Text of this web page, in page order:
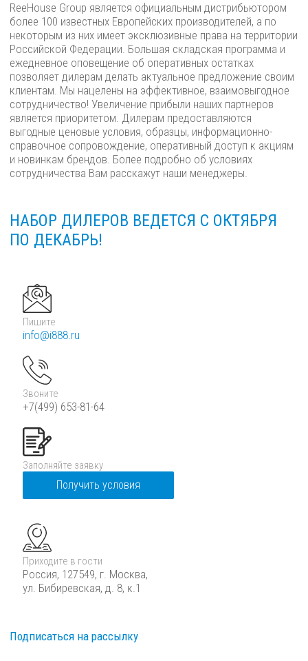
ReeHouse Group является официальным дистрибьютором
более 100 известных Европейских производителей, а по
некоторым из них имеет эксклюзивные права на территории
Российской Федерации. Большая складская программа и
ежедневное оповещение об оперативных остатках
позволяет дилерам делать актуальное предложение своим
клиентам. Мы нацелены на эффективное, взаимовыгодное
сотрудничество! Увеличение прибыли наших партнеров
является приоритетом. Дилерам предоставляются
выгодные ценовые условия, образцы, информационно-
справочное сопровождение, оперативный доступ к акциям
и новинкам брендов. Более подробно об условиях
сотрудничества Вам расскажут наши менеджеры.
НАБОР ДИЛЕРОВ ВЕДЕТСЯ С ОКТЯБРЯ
ПО ДЕКАБРЬ!
Пишите
info@i888.ru
Звоните
+7(499) 653-81-64
Заполняйте заявку
Получить условия
Приходите в гости
Россия, 127549, г. Москва,
ул. Бибиревская, д. 8, к.1
Подписаться на рассылку